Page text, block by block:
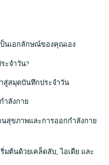
นเอกลักษณ์ของคุณเอง
ะจำวัน?
สู่สมุดบันทึกประจำวัน
ำลังกาย
นสุขภาพและการออกกำลังกาย
มต้นด้วยเคล็ดลับ, ไอเดีย และ